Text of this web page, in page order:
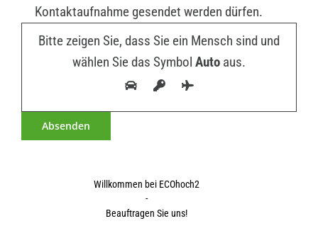
Kontaktaufnahme gesendet werden dürfen.
Bitte zeigen Sie, dass Sie ein Mensch sind und
wählen Sie das Symbol Auto aus.
Willkommen bei ECOhoch2
-
Beauftragen Sie uns!